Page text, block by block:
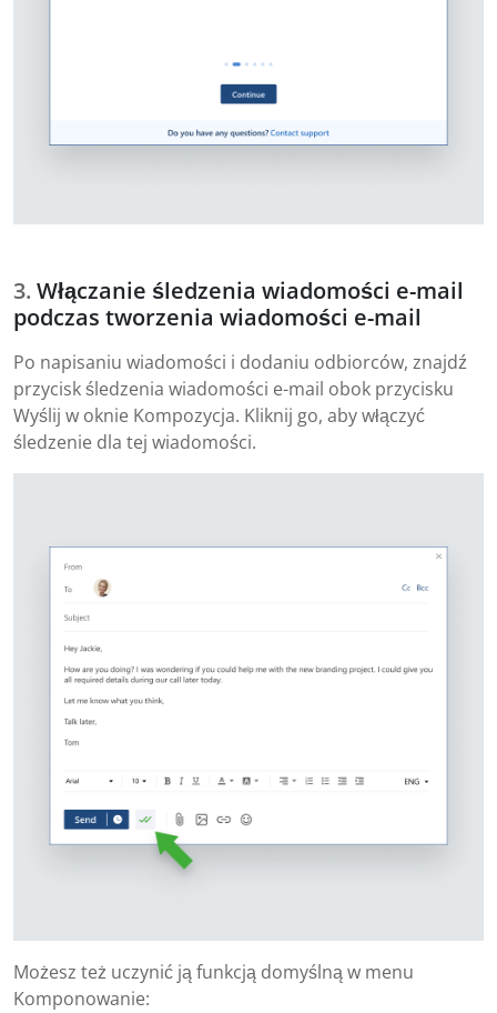
Włączanie śledzenia wiadomości e-mail
podczas tworzenia wiadomości e-mail
Po napisaniu wiadomości i dodaniu odbiorców, znajdź
przycisk śledzenia wiadomości e-mail obok przycisku
Wyślij w oknie Kompozycja. Kliknij go, aby włączyć
śledzenie dla tej wiadomości.
Możesz też uczynić ją funkcją domyślną w menu
Komponowanie: